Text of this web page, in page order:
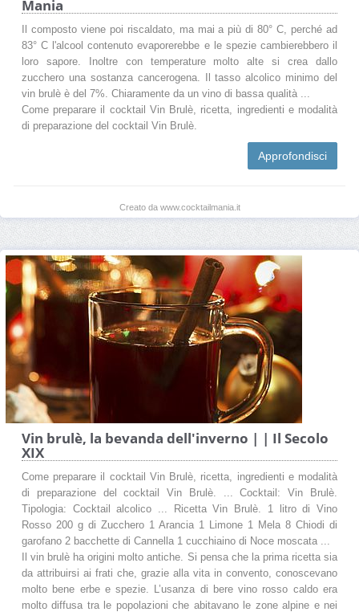
Mania
Il composto viene poi riscaldato, ma mai a più di 80° C, perché ad
83° C l'alcool contenuto evaporerebbe e le spezie cambierebbero il
loro sapore. Inoltre con temperature molto alte si crea dallo
zucchero una sostanza cancerogena. Il tasso alcolico minimo del
vin brulè è del 7%. Chiaramente da un vino di bassa qualità ...
Come preparare il cocktail Vin Brulè, ricetta, ingredienti e modalità
di preparazione del cocktail Vin Brulè.
Approfondisci
Creato da www.cocktailmania.it
Vin brulè, la bevanda dell'inverno | | Il Secolo
XIX
Come preparare il cocktail Vin Brulè, ricetta, ingredienti e modalità
di preparazione del cocktail Vin Brulè. ... Cocktail: Vin Brulè.
Tipologia: Cocktail alcolico ... Ricetta Vin Brulè. 1 litro di Vino
Rosso 200 g di Zucchero 1 Arancia 1 Limone 1 Mela 8 Chiodi di
garofano 2 bacchette di Cannella 1 cucchiaino di Noce moscata ...
Il vin brulè ha origini molto antiche. Si pensa che la prima ricetta sia
da attribuirsi ai frati che, grazie alla vita in convento, conoscevano
molto bene erbe e spezie. L’usanza di bere vino rosso caldo era
molto diffusa tra le popolazioni che abitavano le zone alpine e nei